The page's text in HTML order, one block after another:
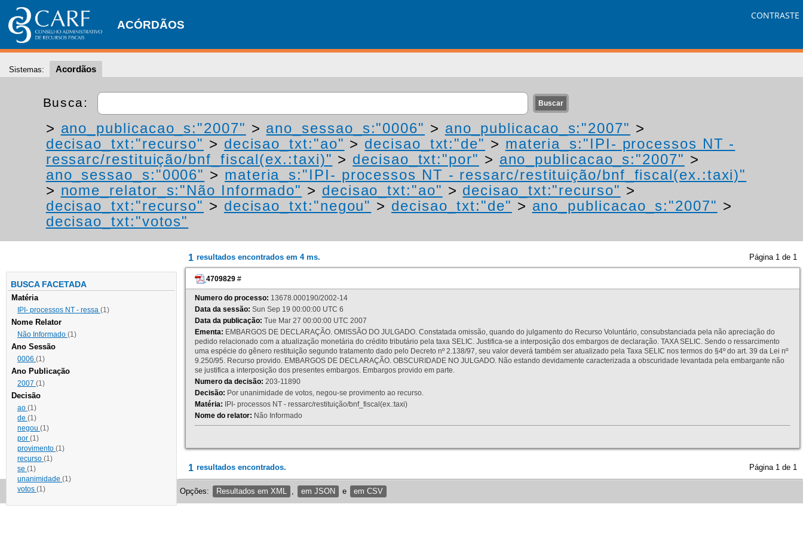
ACÓRDÃOS
CONTRASTE
Sistemas: Acordãos
Busca:
> ano_publicacao_s:"2007" > ano_sessao_s:"0006" > ano_publicacao_s:"2007" >
decisao_txt:"recurso" > decisao_txt:"ao" > decisao_txt:"de" > materia_s:"IPI- processos NT -
ressarc/restituição/bnf_fiscal(ex.:taxi)" > decisao_txt:"por" > ano_publicacao_s:"2007" >
ano_sessao_s:"0006" > materia_s:"IPI- processos NT - ressarc/restituição/bnf_fiscal(ex.:taxi)"
> nome_relator_s:"Não Informado" > decisao_txt:"ao" > decisao_txt:"recurso" >
decisao_txt:"recurso" > decisao_txt:"negou" > decisao_txt:"de" > ano_publicacao_s:"2007" >
decisao_txt:"votos"
BUSCA FACETADA
Matéria
IPI- processos NT - ressa (1)
Nome Relator
Não Informado (1)
Ano Sessão
0006 (1)
Ano Publicação
2007 (1)
Decisão
ao (1)
de (1)
negou (1)
por (1)
provimento (1)
recurso (1)
se (1)
unanimidade (1)
votos (1)
1 resultados encontrados em 4 ms. Página 1 de 1
4709829 #
Numero do processo: 13678.000190/2002-14
Data da sessão: Sun Sep 19 00:00:00 UTC 6
Data da publicação: Tue Mar 27 00:00:00 UTC 2007
Ementa: EMBARGOS DE DECLARAÇÃO. OMISSÃO DO JULGADO. Constatada omissão, quando do julgamento do Recurso Voluntário, consubstanciada pela não apreciação do
pedido relacionado com a atualização monetária do crédito tributário pela taxa SELIC. Justifica-se a interposição dos embargos de declaração. TAXA SELIC. Sendo o ressarcimento
uma espécie do gênero restituição segundo tratamento dado pelo Decreto nº 2.138/97, seu valor deverá também ser atualizado pela Taxa SELIC nos termos do §4º do art. 39 da Lei nº
9.250/95. Recurso provido. EMBARGOS DE DECLARAÇÃO. OBSCURIDADE NO JULGADO. Não estando devidamente caracterizada a obscuridade levantada pela embargante não
se justifica a interposição dos presentes embargos. Embargos provido em parte.
Numero da decisão: 203-11890
Decisão: Por unanimidade de votos, negou-se provimento ao recurso.
Matéria: IPI- processos NT - ressarc/restituição/bnf_fiscal(ex.:taxi)
Nome do relator: Não Informado
1 resultados encontrados. Página 1 de 1
Opções: Resultados em XML em JSON e em CSV